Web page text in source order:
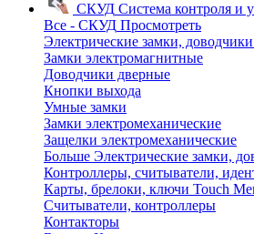
СКУД Система контроля и
Все - СКУД Просмотреть
Электрические замки,
Замки электромагнитные
Доводчики дверные
Кнопки выхода
Умные замки
Замки электромеханические
Защелки электромеханические
Больше Электрические замки,
Контроллеры, считыватели,
Карты, брелоки, ключи Touch
Считыватели, контроллеры
Контакторы